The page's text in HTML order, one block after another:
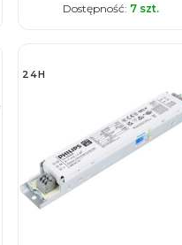
Dostępność: 7 szt.
24H